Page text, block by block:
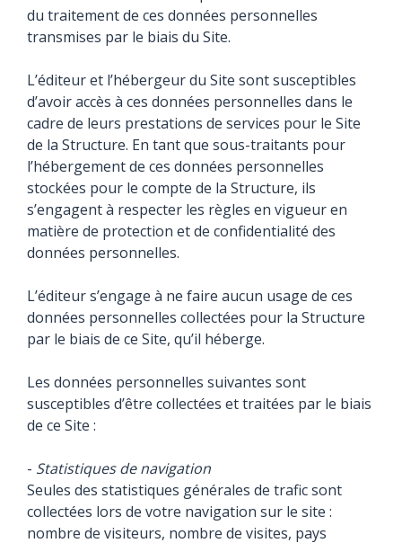
du traitement de ces données personnelles
transmises par le biais du Site.
L’éditeur et l’hébergeur du Site sont susceptibles
d’avoir accès à ces données personnelles dans le
cadre de leurs prestations de services pour le Site
de la Structure. En tant que sous-traitants pour
l’hébergement de ces données personnelles
stockées pour le compte de la Structure, ils
s’engagent à respecter les règles en vigueur en
matière de protection et de confidentialité des
données personnelles.
L’éditeur s’engage à ne faire aucun usage de ces
données personnelles collectées pour la Structure
par le biais de ce Site, qu’il héberge.
Les données personnelles suivantes sont
susceptibles d’être collectées et traitées par le biais
de ce Site :
- Statistiques de navigation
Seules des statistiques générales de trafic sont
collectées lors de votre navigation sur le site :
nombre de visiteurs, nombre de visites, pays